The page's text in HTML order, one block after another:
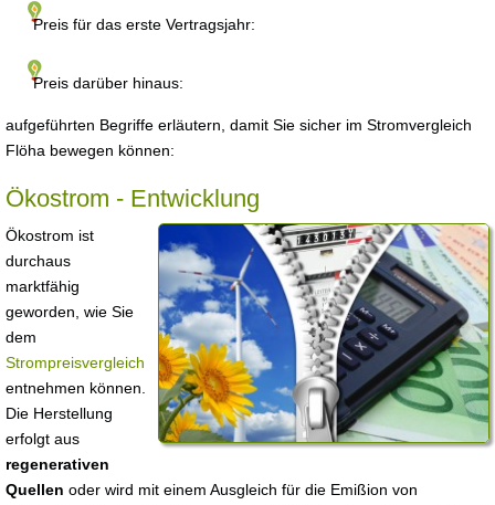
Preis für das erste Vertragsjahr:
Preis darüber hinaus:
aufgeführten Begriffe erläutern, damit Sie sicher im Stromvergleich
Flöha bewegen können:
Ökostrom - Entwicklung
Ökostrom ist
durchaus
marktfähig
geworden, wie Sie
dem
Strompreisvergleich
entnehmen können.
Die Herstellung
erfolgt aus
regenerativen
Quellen oder wird mit einem Ausgleich für die Emißion von